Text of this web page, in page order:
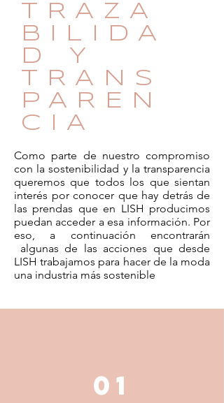
TRAZA
BILIDA
D Y
TRANS
PAREN
CIA
Como parte de nuestro compromiso
con la sostenibilidad y la transparencia
queremos que todos los que sientan
interés por conocer que hay detrás de
las prendas que en LISH producimos
puedan acceder a esa información. Por
eso, a continuación encontrarán
algunas de las acciones que desde
LISH trabajamos para hacer de la moda
una industria más sostenible
01